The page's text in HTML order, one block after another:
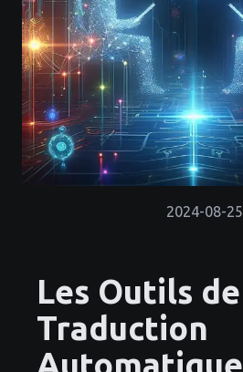
2024-08-25
Les Outils de
Traduction
Automatique